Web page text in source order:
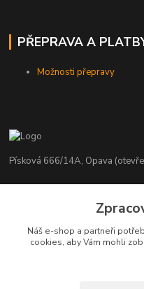
PŘEPRAVA A
Možnosti přepravy
Písková 666/14A, Opava
+420 776 839 986
info@nosice.com
Náš e-shop a partneři
cookies, aby Vám mohli